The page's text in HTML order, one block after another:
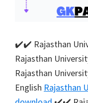
✔️✔️ Rajasthan
Rajasthan
Rajasthan
English Rajasthan